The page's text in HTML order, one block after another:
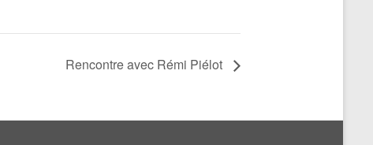
Rencontre avec Rémi Piélot